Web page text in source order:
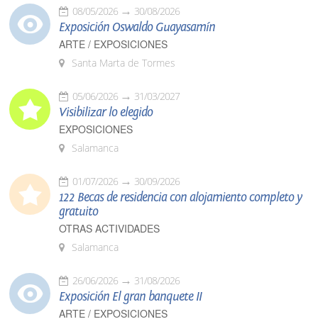
08/05/2026 30/08/2026
Exposición Oswaldo Guayasamín
ARTE / EXPOSICIONES
Santa Marta de Tormes
05/06/2026 31/03/2027
Visibilizar lo elegido
EXPOSICIONES
Salamanca
01/07/2026 30/09/2026
122 Becas de residencia con alojamiento completo y
gratuito
OTRAS ACTIVIDADES
Salamanca
26/06/2026 31/08/2026
Exposición El gran banquete II
ARTE / EXPOSICIONES